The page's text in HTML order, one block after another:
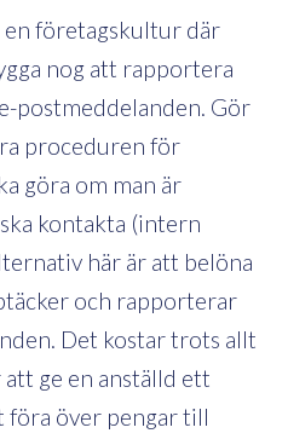
en företagskultur där
nog att rapportera
postmeddelanden. Gör
proceduren för
göra om man är
kontakta (intern
här är att belöna
och rapporterar
Det kostar trots allt
ge en anställd ett
föra över pengar till